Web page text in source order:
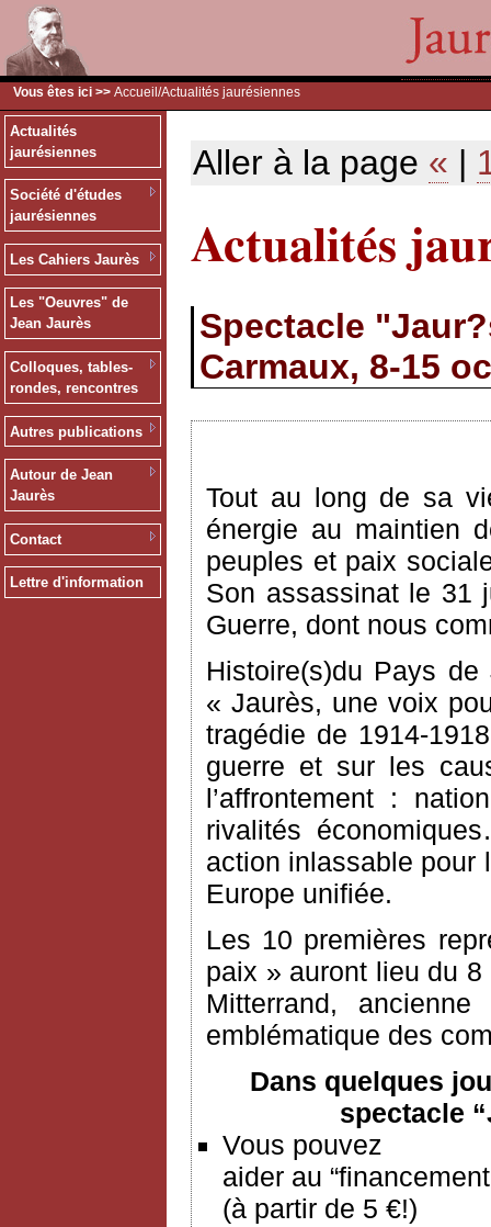
Vous êtes ici >> Accueil /Actualités jaurésiennes
Actualités
jaurésiennes
Société d'études
jaurésiennes
Les Cahiers Jaurès
Les "Oeuvres" de
Jean Jaurès
Colloques, tables-
rondes, rencontres
Autres publications
Autour de Jean
Jaurès
Contact
Lettre d'information
Aller à la page « |
Actualités
Spectacle
Carmaux, 8-15
Tout au long de sa
énergie au maintien
peuples et paix
Son assassinat le 31
Guerre, dont nous
Histoire(s)du Pays
« Jaurès, une voix
tragédie de 1914-
guerre et sur les
l’affrontement :
rivalités
action inlassable pour
Europe unifiée.
Les 10 premières
paix » auront lieu du
Mitterrand,
emblématique des
Dans quelques
spectacle
Vous pouvez
aider au
(à partir de 5 €!)